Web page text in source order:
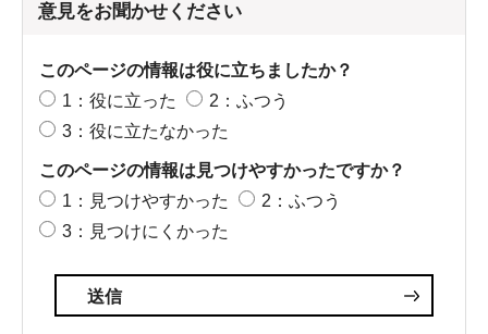
意見をお聞かせください
このページの情報は役に立ちましたか？
1：役に立った
2：ふつう
3：役に立たなかった
このページの情報は見つけやすかったですか？
1：見つけやすかった
2：ふつう
3：見つけにくかった